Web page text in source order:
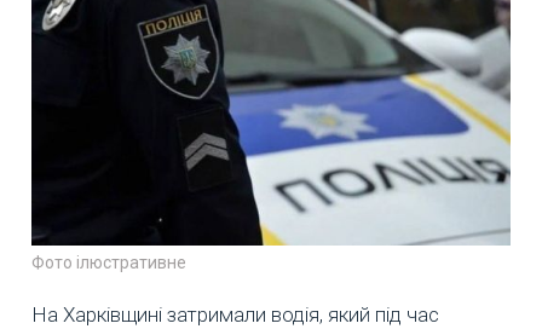
Фото ілюстративне
На Харківщині затримали водія, який під час